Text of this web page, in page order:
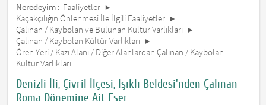
Neredeyim : Faaliyetler
Kaçakçılığın Önlenmesi İle İlgili Faaliyetler
Çalınan / Kaybolan ve Bulunan Kültür Varlıkları
Çalınan / Kaybolan Kültür Varlıkları
Ören Yeri / Kazı Alanı / Diğer Alanlardan Çalınan / Kaybolan
Kültür Varlıkları
Denizli İli, Çivril İlçesi, Işıklı Beldesi'nden Çalınan
Roma Dönemine Ait Eser